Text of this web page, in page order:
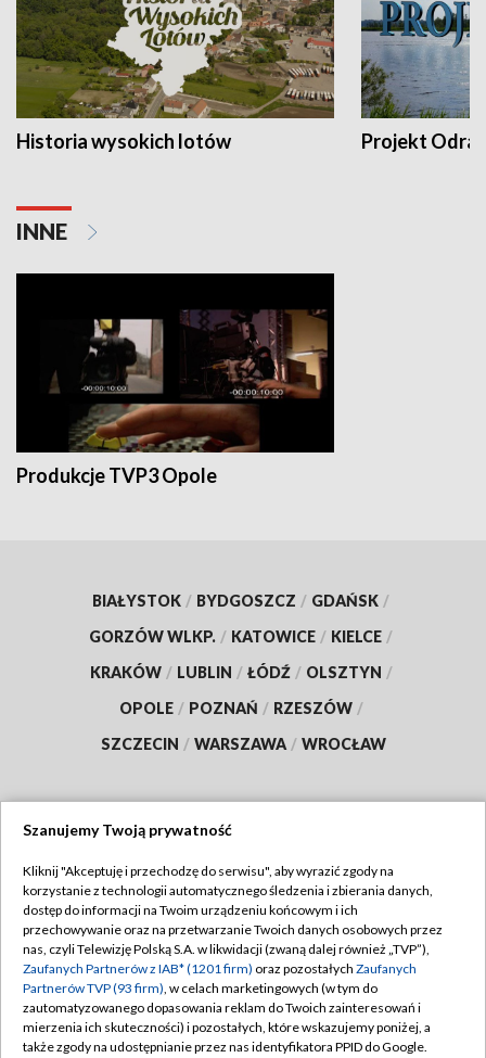
Historia wysokich lotów Projekt Odra
INNE
Produkcje TVP3 Opole
BIAŁYSTOK / BYDGOSZCZ / GDAŃSK /
GORZÓW WLKP. / KATOWICE / KIELCE /
KRAKÓW / LUBLIN / ŁÓDŹ / OLSZTYN /
OPOLE / POZNAŃ / RZESZÓW /
SZCZECIN / WARSZAWA / WROCŁAW
TVP
Abonament TVP
Emisja w TVP
Centrum informacji TVP
Naziemna Telewizja Cyfrowa
Regulamin TVP
Polityka prywatności
Moje zgody
Pomoc
Szanujemy Twoją prywatność
Kliknij "Akceptuję i przechodzę do serwisu", aby wyrazić zgody na
korzystanie z technologii automatycznego śledzenia i zbierania danych,
dostęp do informacji na Twoim urządzeniu końcowym i ich
przechowywanie oraz na przetwarzanie Twoich danych osobowych przez
nas, czyli Telewizję Polską S.A. w likwidacji (zwaną dalej również „TVP”),
Zaufanych Partnerów z IAB* (1201 firm) oraz pozostałych Zaufanych
Partnerów TVP (93 firm), w celach marketingowych (w tym do
zautomatyzowanego dopasowania reklam do Twoich zainteresowań i
mierzenia ich skuteczności) i pozostałych, które wskazujemy poniżej, a
także zgody na udostępnianie przez nas identyfikatora PPID do Google.